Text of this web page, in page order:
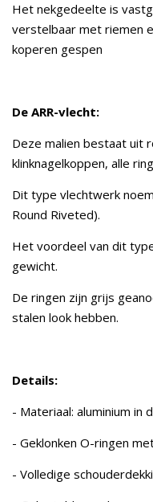
Het nekgedeelte is
verstelbaar met riemen
koperen gespen
De ARR-vlecht:
Deze malien bestaat uit
klinknagelkoppen, alle
Dit type vlechtwerk
Round Riveted).
Het voordeel van dit
gewicht.
De ringen zijn grijs
stalen look hebben.
Details:
- Materiaal: aluminium in
- Geklonken O-ringen
- Volledige